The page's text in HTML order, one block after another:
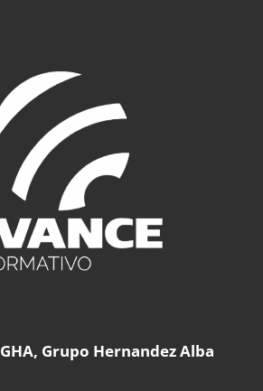
GHA, Grupo Hernandez Alba